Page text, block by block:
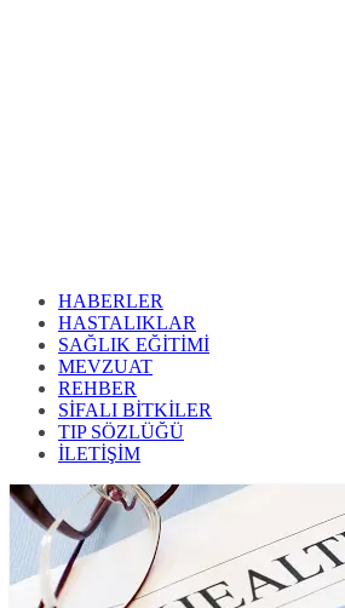
HABERLER
HASTALIKLAR
SAĞLIK EĞİTİMİ
MEVZUAT
REHBER
SİFALI BİTKİLER
TIP SÖZLÜĞÜ
İLETİŞİM